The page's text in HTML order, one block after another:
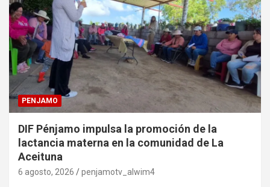
PENJAMO
DIF Pénjamo impulsa la promoción de la
lactancia materna en la comunidad de La
Aceituna
6 agosto, 2026 penjamotv_alwim4